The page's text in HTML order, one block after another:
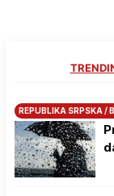
REPUBLIKA SRPSKA /